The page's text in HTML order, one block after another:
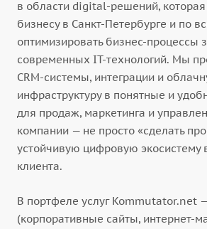
в области digital-решений, которая
бизнесу в Санкт-Петербурге и по
оптимизировать бизнес-процессы
современных IT-технологий. Мы
CRM-системы, интеграции и
инфраструктуру в понятные и
для продаж, маркетинга и
компании — не просто «сделать
устойчивую цифровую экосистему
клиента.
В портфеле услуг Kommutator.net
(корпоративные сайты, интернет-